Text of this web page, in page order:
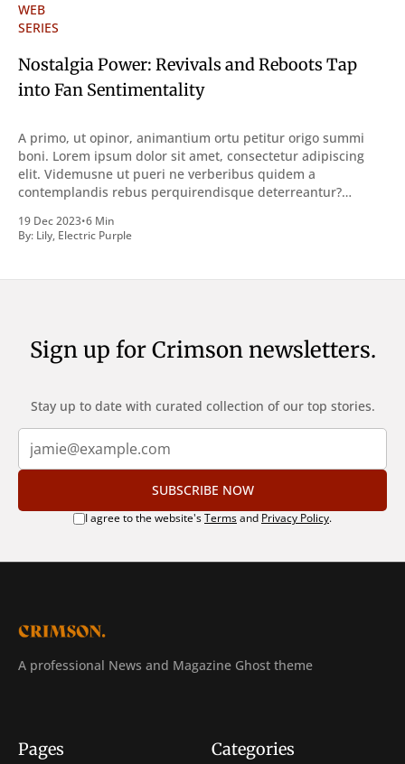
WEB
SERIES
Nostalgia Power: Revivals and Reboots Tap
into Fan Sentimentality
A primo, ut opinor, animantium ortu petitur origo summi
boni. Lorem ipsum dolor sit amet, consectetur adipiscing
elit. Videmusne ut pueri ne verberibus quidem a
contemplandis rebus perquirendisque deterreantur?
inveniri verbum potest quod magis idem declaret Latine,
quod Graece, quam declarat voluptas. Duo
19 Dec 2023•6 Min
By: Lily, Electric Purple
Sign up for Crimson newsletters.
Stay up to date with curated collection of our top stories.
SUBSCRIBE NOW
I agree to the website'sTermsand Privacy Policy.
A professional News and Magazine Ghost theme
Pages Categories